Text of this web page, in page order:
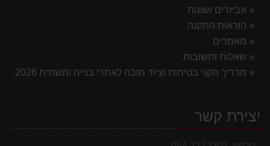
אביזרים ושונות
הוראות התקנה
מאמרים
שאלות ותשובות
מדריך תקני בטיחות וציוד חובה לאתרי בנייה ותשתית 2026
יצירת קשר